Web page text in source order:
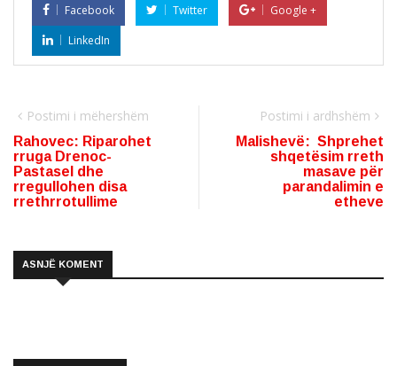
Facebook Twitter
Google +
LinkedIn
Postimi i mëhershëm
Rahovec: Riparohet
rruga Drenoc-
Pastasel dhe
rregullohen disa
rrethrrotullime
Postimi i ardhshëm
Malishevë: Shprehet
shqetësim rreth
masave për
parandalimin e
etheve
ASNJË KOMENT